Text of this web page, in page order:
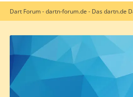
Dart Forum - dartn-forum.de - Das dartn.de